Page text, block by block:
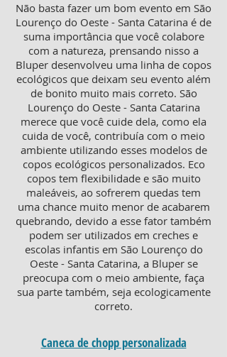
Não basta fazer um bom evento em São
Lourenço do Oeste - Santa Catarina é de
suma importância que você colabore
com a natureza, prensando nisso a
Bluper desenvolveu uma linha de copos
ecológicos que deixam seu evento além
de bonito muito mais correto. São
Lourenço do Oeste - Santa Catarina
merece que você cuide dela, como ela
cuida de você, contribuía com o meio
ambiente utilizando esses modelos de
copos ecológicos personalizados. Eco
copos tem flexibilidade e são muito
maleáveis, ao sofrerem quedas tem
uma chance muito menor de acabarem
quebrando, devido a esse fator também
podem ser utilizados em creches e
escolas infantis em São Lourenço do
Oeste - Santa Catarina, a Bluper se
preocupa com o meio ambiente, faça
sua parte também, seja ecologicamente
correto.
Caneca de chopp personalizada